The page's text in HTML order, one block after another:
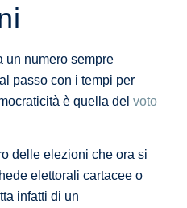
un numero sempre
passo con i tempi per
è quella del voto
delle elezioni che ora si
elettorali cartacee o
infatti di un